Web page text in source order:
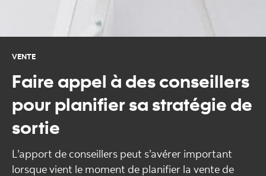
VENTE
Faire appel à des conseillers
pour planifier sa stratégie de
sortie
L’apport de conseillers peut s’avérer important
lorsque vient le moment de planifier la vente de